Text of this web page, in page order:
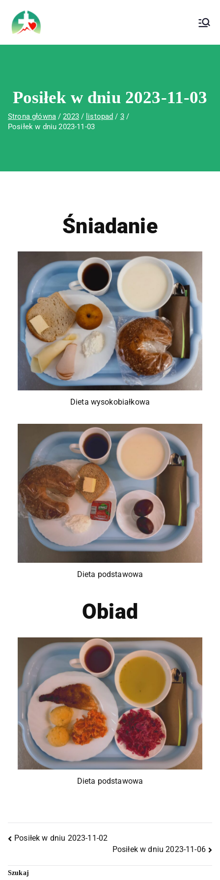
Wojewódzki Szpital Specjalistyczny im.
Św. Rafała w Czerwonej Górze
Posiłek w dniu 2023-11-03
Strona główna 2023 listopad
3
Posiłek w dniu 2023-11-03
Śniadanie
Dieta wysokobiałkowa
Dieta podstawowa
Obiad
Dieta podstawowa
Posiłek w dniu 2023-11-02
Posiłek w dniu 2023-11-06
Szukaj